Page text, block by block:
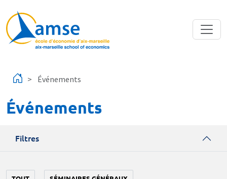
Événements
Événements
Filtres